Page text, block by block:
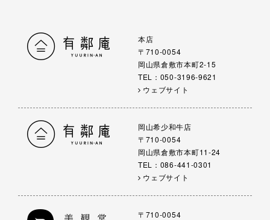
本店
〒710-0054
岡山県倉敷市本町2-15
TEL：050-3196-9621
ウェブサイト
岡山希少和牛店
〒710-0054
岡山県倉敷市本町11-24
TEL：086-441-0301
ウェブサイト
〒710-0054